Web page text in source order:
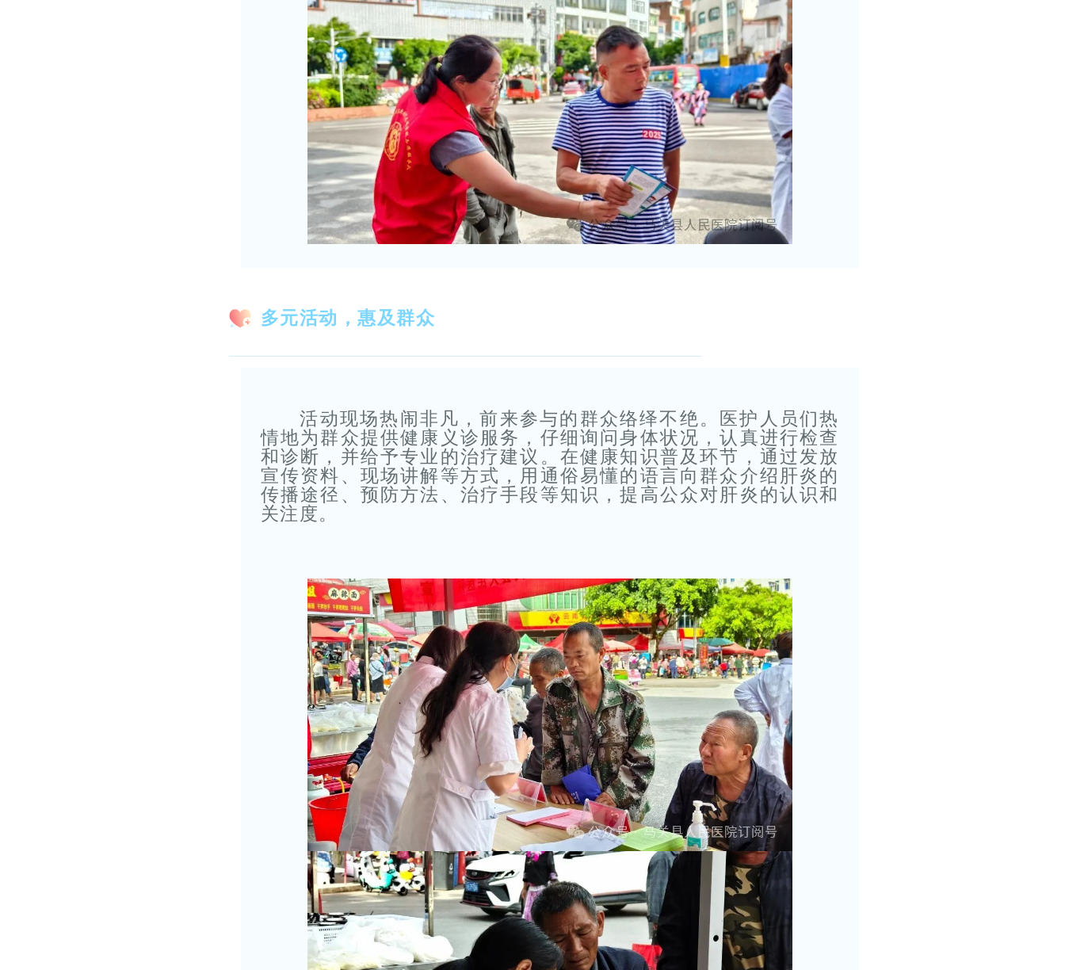
多元活动，惠及群众
活动现场热闹非凡，前来参与的群众络绎不绝。医护人员们热
情地为群众提供健康义诊服务，仔细询问身体状况，认真进行检查
和诊断，并给予专业的治疗建议。在健康知识普及环节，通过发放
宣传资料、现场讲解等方式，用通俗易懂的语言向群众介绍肝炎的
传播途径、预防方法、治疗手段等知识，提高公众对肝炎的认识和
关注度。